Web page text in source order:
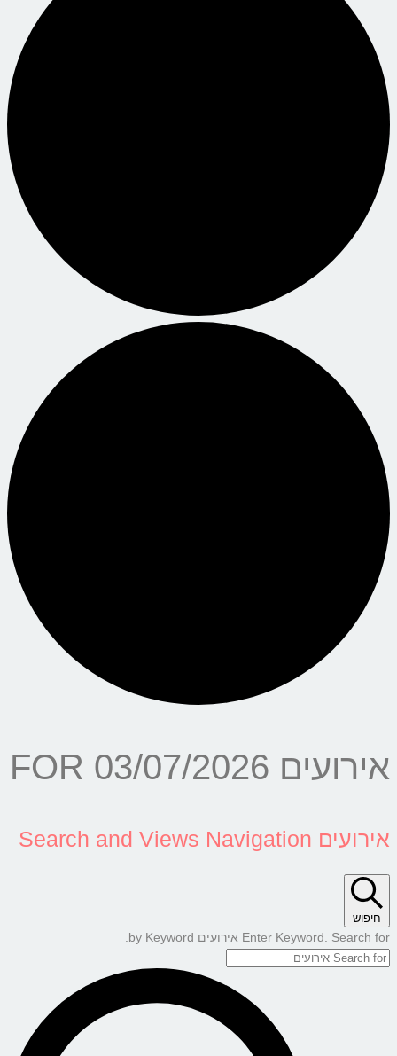
אירועים FOR 03/07/2026
אירועים Search and Views Navigation
חיפוש
Enter Keyword. Search for אירועים by Keyword.